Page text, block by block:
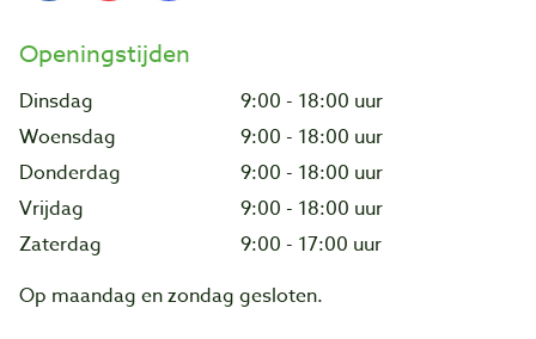
Openingstijden
Dinsdag
9:00 - 18:00 uur
Woensdag
9:00 - 18:00 uur
Donderdag
9:00 - 18:00 uur
Vrijdag
9:00 - 18:00 uur
Zaterdag
9:00 - 17:00 uur
Op maandag en zondag gesloten.